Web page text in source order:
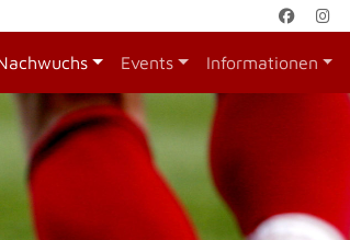
Events Informationen